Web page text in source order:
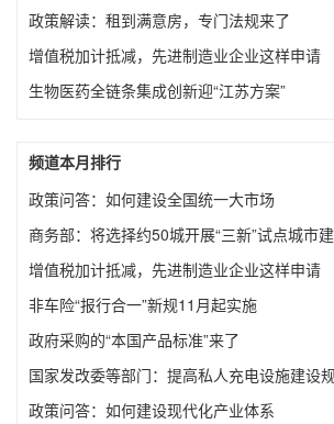
政策解读：租到满意房，专门法规来了
增值税加计抵减，先进制造业企业这样申请
生物医药全链条集成创新迎“江苏方案”
频道本月排行
政策问答：如何建设全国统一大市场
商务部：将选择约50城开展“三新”试点城市
增值税加计抵减，先进制造业企业这样申请
非车险“报行合一”新规11月起实施
政府采购的“本国产品标准”来了
国家发改委等部门：提高私人充电设施建设
政策问答：如何建设现代化产业体系